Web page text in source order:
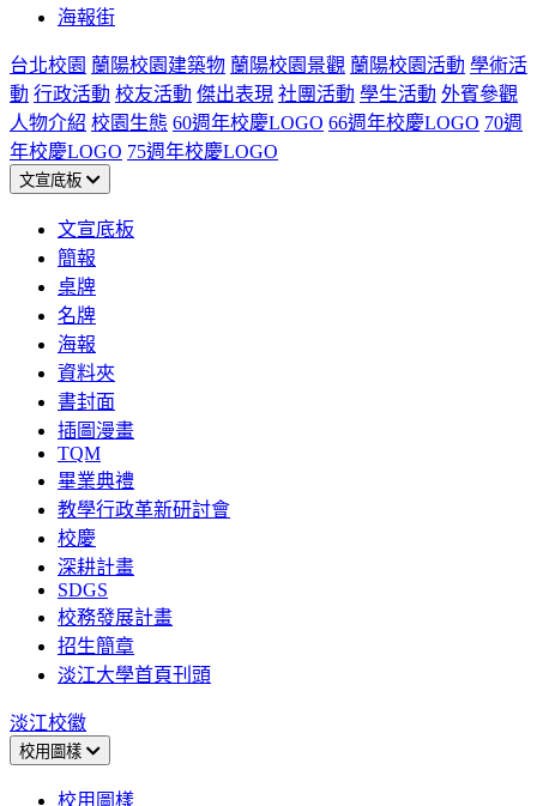
海報街
台北校園 蘭陽校園建築物 蘭陽校園景觀 蘭陽校園活動 學術活
動 行政活動 校友活動 傑出表現 社團活動 學生活動 外賓參觀
人物介紹 校園生態 60週年校慶LOGO 66週年校慶LOGO 70週
年校慶LOGO 75週年校慶LOGO
文宣底板
文宣底板
簡報
桌牌
名牌
海報
資料夾
書封面
插圖漫畫
TQM
畢業典禮
教學行政革新研討會
校慶
深耕計畫
SDGS
校務發展計畫
招生簡章
淡江大學首頁刊頭
淡江校徽
校用圖樣
校用圖樣